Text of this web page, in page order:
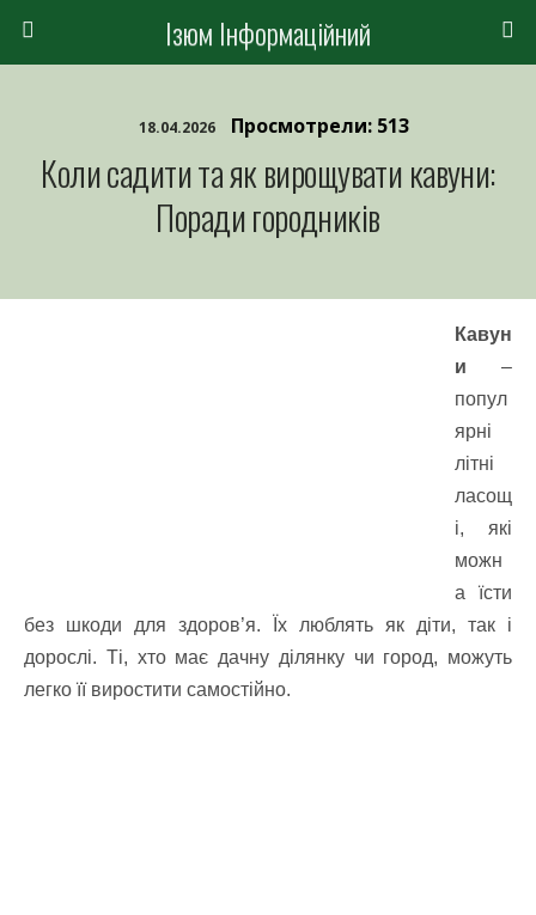
Ізюм Інформаційний
18.04.2026 Просмотрели: 513
Коли садити та як вирощувати кавуни:
Поради городників
Кавун
и –
попул
ярні
літні
ласощ
і, які
можн
а їсти
без шкоди для здоров’я. Їх люблять як діти, так і
дорослі. Ті, хто має дачну ділянку чи город, можуть
легко її виростити самостійно.